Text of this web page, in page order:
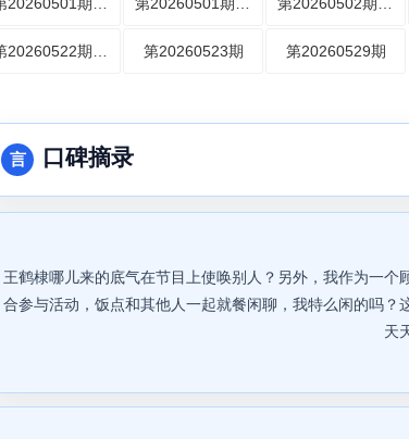
第20260523期 第20260529期
言 口碑摘录
王鹤棣哪儿来的底气在节目上使唤别人？另外，我作为一
合参与活动，饭点和其他人一起就餐闲聊，我特么闲的吗
天